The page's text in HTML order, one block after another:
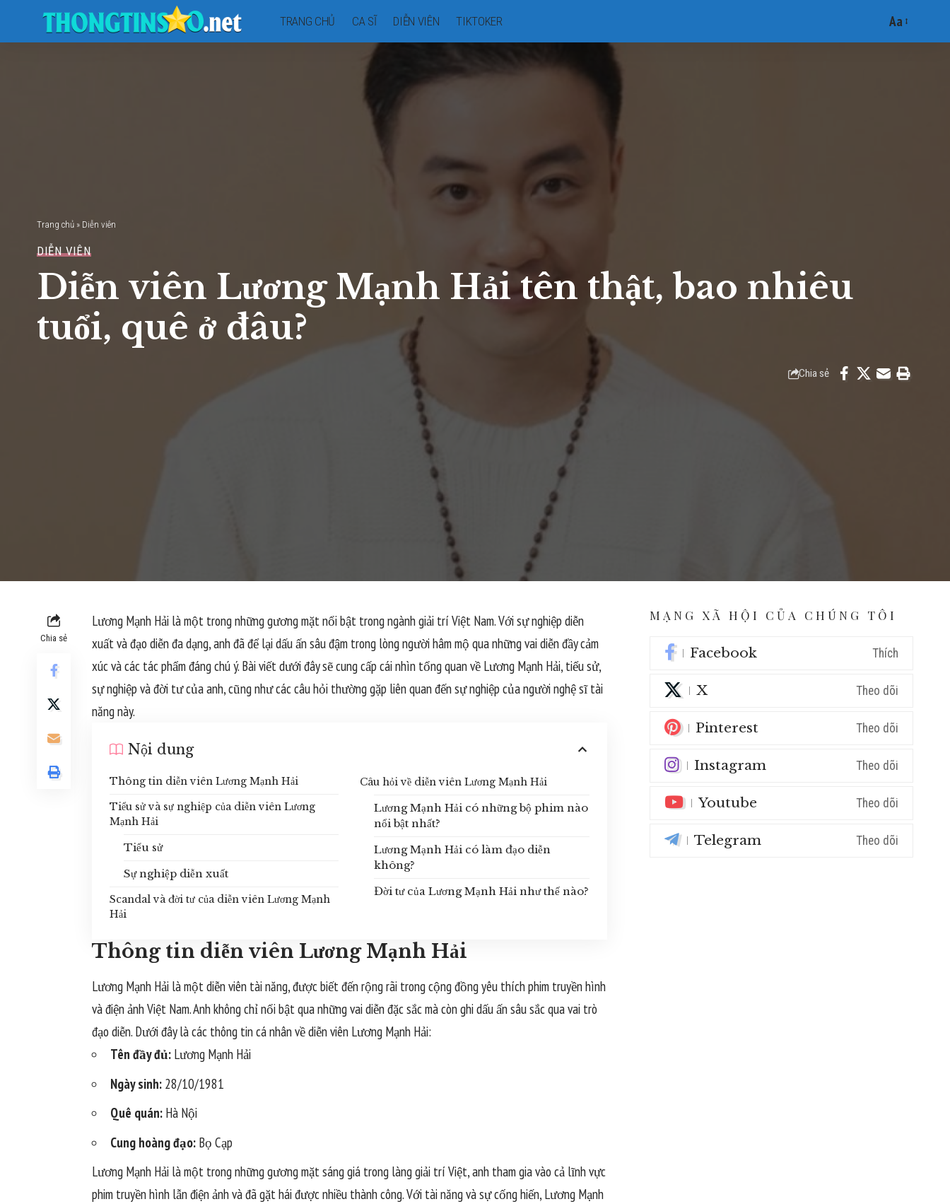
TRANG CHỦ CA SĨ DIỄN VIÊN TIKTOKER
Font
Aa
Trang chủ » Diễn viên
DIỄN VIÊN
Diễn viên Lương Mạnh Hải tên thật, bao nhiêu
tuổi, quê ở đâu?
Chia sẻ
Chia sẻ
Lương Mạnh Hải là một trong những gương mặt nổi bật trong ngành giải trí Việt Nam. Với sự nghiệp diễn
xuất và đạo diễn đa dạng, anh đã để lại dấu ấn sâu đậm trong lòng người hâm mộ qua những vai diễn đầy cảm
xúc và các tác phẩm đáng chú ý. Bài viết dưới đây sẽ cung cấp cái nhìn tổng quan về Lương Mạnh Hải, tiểu sử,
sự nghiệp và đời tư của anh, cũng như các câu hỏi thường gặp liên quan đến sự nghiệp của người nghệ sĩ tài
năng này.
Nội dung
Thông tin diễn viên Lương Mạnh Hải
Tiểu sử và sự nghiệp của diễn viên Lương
Mạnh Hải
Tiểu sử
Sự nghiệp diễn xuất
Scandal và đời tư của diễn viên Lương Mạnh
Hải
Câu hỏi về diễn viên Lương Mạnh Hải
Lương Mạnh Hải có những bộ phim nào
nổi bật nhất?
Lương Mạnh Hải có làm đạo diễn
không?
Đời tư của Lương Mạnh Hải như thế nào?
Thông tin diễn viên Lương Mạnh Hải
Lương Mạnh Hải là một diễn viên tài năng, được biết đến rộng rãi trong cộng đồng yêu thích phim truyền hình
và điện ảnh Việt Nam. Anh không chỉ nổi bật qua những vai diễn đặc sắc mà còn ghi dấu ấn sâu sắc qua vai trò
đạo diễn. Dưới đây là các thông tin cá nhân về diễn viên Lương Mạnh Hải:
Tên đầy đủ: Lương Mạnh Hải
Ngày sinh: 28/10/1981
Quê quán: Hà Nội
Cung hoàng đạo: Bọ Cạp
Lương Mạnh Hải là một trong những gương mặt sáng giá trong làng giải trí Việt, anh tham gia vào cả lĩnh vực
phim truyền hình lẫn điện ảnh và đã gặt hái được nhiều thành công. Với tài năng và sự cống hiến, Lương Mạnh
MẠNG XÃ HỘI CỦA CHÚNG TÔI
Facebook Thích
X Theo dõi
Pinterest Theo dõi
Instagram Theo dõi
Youtube Theo dõi
Telegram Theo dõi